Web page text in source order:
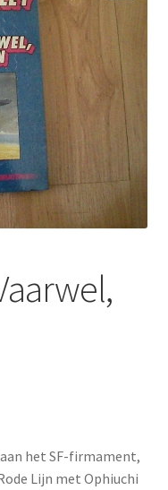
het SF-firmament,
Lijn met Ophiuchi